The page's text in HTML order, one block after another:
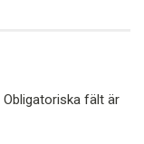
Obligatoriska fält är